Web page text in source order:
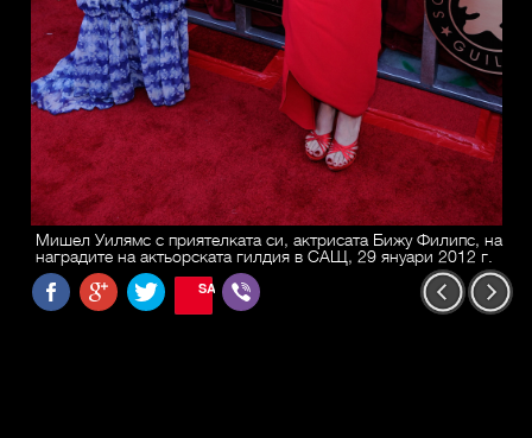
Мишел Уилямс с приятелката си, актрисата Бижу Филипс, на
наградите на актьорската гилдия в САЩ, 29 януари 2012 г.
SAVE